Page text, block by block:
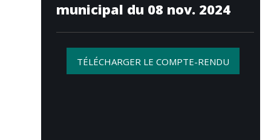
municipal du 08 nov. 2024
TÉLÉCHARGER LE COMPTE-RENDU